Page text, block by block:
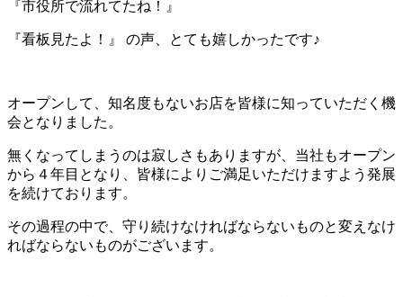
『市役所で流れてたね！』
『看板見たよ！』 の声、とても嬉しかったです♪
オープンして、知名度もないお店を皆様に知っていただく機
会となりました。
無くなってしまうのは寂しさもありますが、当社もオープン
から４年目となり、皆様によりご満足いただけますよう発展
を続けております。
その過程の中で、守り続けなければならないものと変えなけ
ればならないものがございます。